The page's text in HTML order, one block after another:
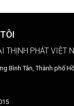
THỊNH PHÁT VIỆT
Bình Tân, Thành phố